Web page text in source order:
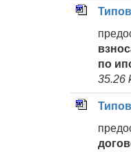
по
35.26